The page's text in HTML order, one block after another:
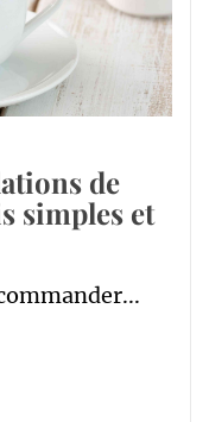
de
simples et